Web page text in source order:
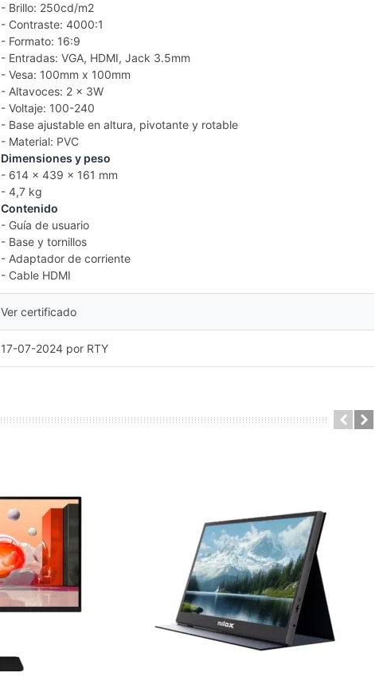
- Brillo: 250cd/m2
- Contraste: 4000:1
- Formato: 16:9
- Entradas: VGA, HDMI, Jack 3.5mm
- Vesa: 100mm x 100mm
- Altavoces: 2 x 3W
- Voltaje: 100-240
- Base ajustable en altura, pivotante y rotable
- Material: PVC
Dimensiones y peso
- 614 x 439 x 161 mm
- 4,7 kg
Contenido
- Guía de usuario
- Base y tornillos
- Adaptador de corriente
- Cable HDMI
Ver certificado
17-07-2024 por RTY